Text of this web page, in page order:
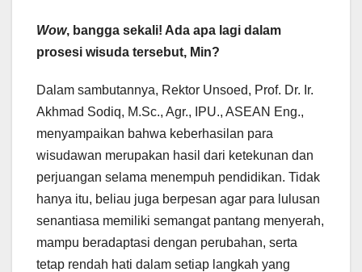
Wow, bangga sekali! Ada apa lagi dalam
prosesi wisuda tersebut, Min?
Dalam sambutannya, Rektor Unsoed, Prof. Dr. Ir.
Akhmad Sodiq, M.Sc., Agr., IPU., ASEAN Eng.,
menyampaikan bahwa keberhasilan para
wisudawan merupakan hasil dari ketekunan dan
perjuangan selama menempuh pendidikan. Tidak
hanya itu, beliau juga berpesan agar para lulusan
senantiasa memiliki semangat pantang menyerah,
mampu beradaptasi dengan perubahan, serta
tetap rendah hati dalam setiap langkah yang